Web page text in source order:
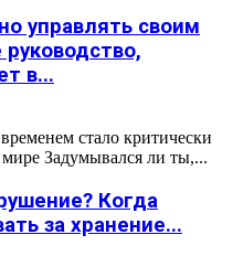
управлять своим
в...
стало критически
Задумывался ли ты,...
Когда
за хранение...